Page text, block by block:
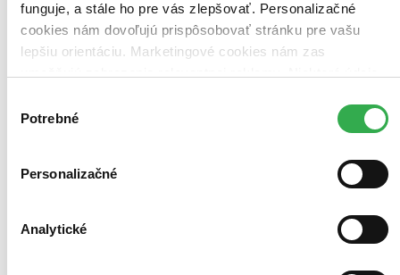
funguje, a stále ho pre vás zlepšovať. Personalizačné
cookies nám dovoľujú prispôsobovať stránku pre vašu
lepšiu orientáciu. Marketingové cookies nám zas
keby sme mohli používať všetky tieto cookies. Ďakujeme!
súhlasu
Potrebné
Personalizačné
Analytické